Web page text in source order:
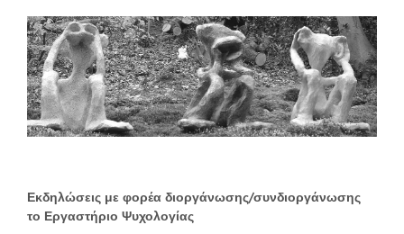
Εκδηλώσεις με φορέα διοργάνωσης/συνδιοργάνωσης
το Εργαστήριο Ψυχολογίας